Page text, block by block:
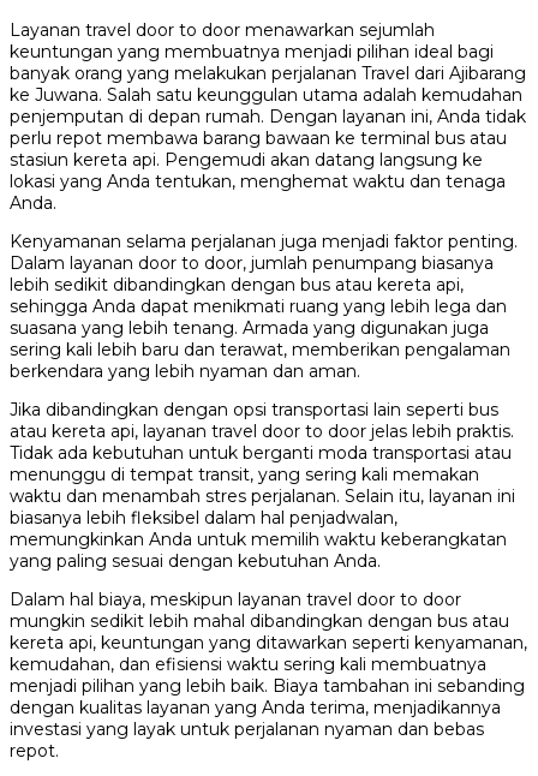
Layanan travel door to door menawarkan sejumlah
keuntungan yang membuatnya menjadi pilihan ideal bagi
banyak orang yang melakukan perjalanan Travel dari Ajibarang
ke Juwana. Salah satu keunggulan utama adalah kemudahan
penjemputan di depan rumah. Dengan layanan ini, Anda tidak
perlu repot membawa barang bawaan ke terminal bus atau
stasiun kereta api. Pengemudi akan datang langsung ke
lokasi yang Anda tentukan, menghemat waktu dan tenaga
Anda.
Kenyamanan selama perjalanan juga menjadi faktor penting.
Dalam layanan door to door, jumlah penumpang biasanya
lebih sedikit dibandingkan dengan bus atau kereta api,
sehingga Anda dapat menikmati ruang yang lebih lega dan
suasana yang lebih tenang. Armada yang digunakan juga
sering kali lebih baru dan terawat, memberikan pengalaman
berkendara yang lebih nyaman dan aman.
Jika dibandingkan dengan opsi transportasi lain seperti bus
atau kereta api, layanan travel door to door jelas lebih praktis.
Tidak ada kebutuhan untuk berganti moda transportasi atau
menunggu di tempat transit, yang sering kali memakan
waktu dan menambah stres perjalanan. Selain itu, layanan ini
biasanya lebih fleksibel dalam hal penjadwalan,
memungkinkan Anda untuk memilih waktu keberangkatan
yang paling sesuai dengan kebutuhan Anda.
Dalam hal biaya, meskipun layanan travel door to door
mungkin sedikit lebih mahal dibandingkan dengan bus atau
kereta api, keuntungan yang ditawarkan seperti kenyamanan,
kemudahan, dan efisiensi waktu sering kali membuatnya
menjadi pilihan yang lebih baik. Biaya tambahan ini sebanding
dengan kualitas layanan yang Anda terima, menjadikannya
investasi yang layak untuk perjalanan nyaman dan bebas
repot.